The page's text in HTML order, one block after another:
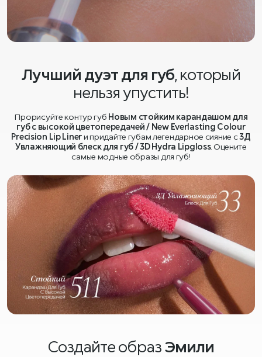
Лучший дуэт для губ, который
нельзя упустить!
Прорисуйте контур губ Новым стойким карандашом для
губ с высокой цветопередачей / New Everlasting Colour
Precision Lip Linerи придайте губам легендарное сияние с3Д
Увлажняющий блеск для губ / 3D Hydra Lipgloss. Оцените
самые модные образы для губ!
Создайте образЭмили